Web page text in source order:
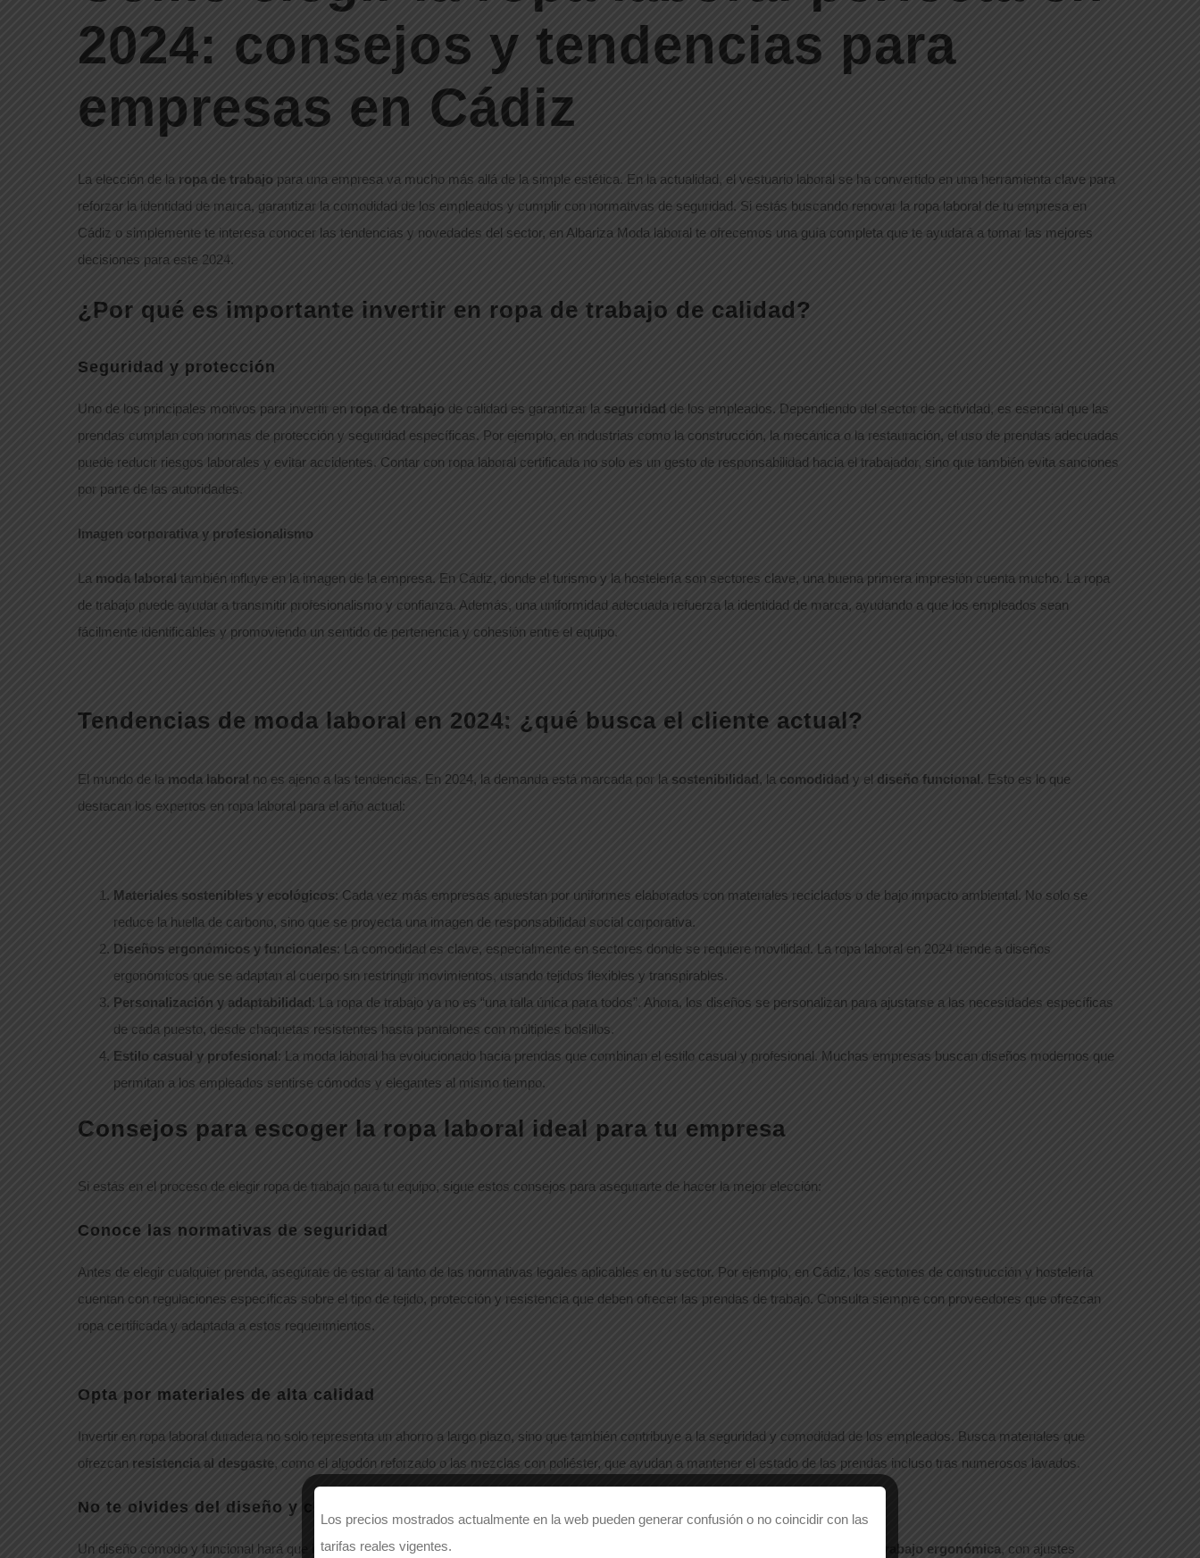
2024: consejos y tendencias para
empresas en Cádiz
La elección de la ropa de trabajo para una empresa va mucho más allá de la simple estética. En la actualidad, el vestuario laboral se ha convertido en una herramienta clave para
reforzar la identidad de marca, garantizar la comodidad de los empleados y cumplir con normativas de seguridad. Si estás buscando renovar la ropa laboral de tu empresa en
Cádiz o simplemente te interesa conocer las tendencias y novedades del sector, en Albariza Moda laboral te ofrecemos una guía completa que te ayudará a tomar las mejores
decisiones para este 2024.
¿Por qué es importante invertir en ropa de trabajo de calidad?
Seguridad y protección
Uno de los principales motivos para invertir en ropa de trabajo de calidad es garantizar la seguridad de los empleados. Dependiendo del sector de actividad, es esencial que las
prendas cumplan con normas de protección y seguridad específicas. Por ejemplo, en industrias como la construcción, la mecánica o la restauración, el uso de prendas adecuadas
puede reducir riesgos laborales y evitar accidentes. Contar con ropa laboral certificada no solo es un gesto de responsabilidad hacia el trabajador, sino que también evita sanciones
por parte de las autoridades.
Imagen corporativa y profesionalismo
La moda laboral también influye en la imagen de la empresa. En Cádiz, donde el turismo y la hostelería son sectores clave, una buena primera impresión cuenta mucho. La ropa
de trabajo puede ayudar a transmitir profesionalismo y confianza. Además, una uniformidad adecuada refuerza la identidad de marca, ayudando a que los empleados sean
fácilmente identificables y promoviendo un sentido de pertenencia y cohesión entre el equipo.
Tendencias de moda laboral en 2024: ¿qué busca el cliente actual?
El mundo de la moda laboral no es ajeno a las tendencias. En 2024, la demanda está marcada por la sostenibilidad, la comodidad y el diseño funcional. Esto es lo que
destacan los expertos en ropa laboral para el año actual:
Materiales sostenibles y ecológicos: Cada vez más empresas apuestan por uniformes elaborados con materiales reciclados o de bajo impacto ambiental. No solo se
reduce la huella de carbono, sino que se proyecta una imagen de responsabilidad social corporativa.
Diseños ergonómicos y funcionales: La comodidad es clave, especialmente en sectores donde se requiere movilidad. La ropa laboral en 2024 tiende a diseños
ergonómicos que se adaptan al cuerpo sin restringir movimientos, usando tejidos flexibles y transpirables.
Personalización y adaptabilidad: La ropa de trabajo ya no es “una talla única para todos”. Ahora, los diseños se personalizan para ajustarse a las necesidades específicas
de cada puesto, desde chaquetas resistentes hasta pantalones con múltiples bolsillos.
Estilo casual y profesional: La moda laboral ha evolucionado hacia prendas que combinan el estilo casual y profesional. Muchas empresas buscan diseños modernos que
permitan a los empleados sentirse cómodos y elegantes al mismo tiempo.
Consejos para escoger la ropa laboral ideal para tu empresa
Si estás en el proceso de elegir ropa de trabajo para tu equipo, sigue estos consejos para asegurarte de hacer la mejor elección:
Conoce las normativas de seguridad
Antes de elegir cualquier prenda, asegúrate de estar al tanto de las normativas legales aplicables en tu sector. Por ejemplo, en Cádiz, los sectores de construcción y hostelería
cuentan con regulaciones específicas sobre el tipo de tejido, protección y resistencia que deben ofrecer las prendas de trabajo. Consulta siempre con proveedores que ofrezcan
ropa certificada y adaptada a estos requerimientos.
Opta por materiales de alta calidad
Invertir en ropa laboral duradera no solo representa un ahorro a largo plazo, sino que también contribuye a la seguridad y comodidad de los empleados. Busca materiales que
ofrezcan resistencia al desgaste, como el algodón reforzado o las mezclas con poliéster, que ayudan a mantener el estado de las prendas incluso tras numerosos lavados.
No te olvides del diseño y confort
Un diseño cómodo y funcional hará que los empleados se sientan mejor y rindan más. Hoy en día, existen múltiples opciones de ropa de trabajo ergonómica, con ajustes
Los precios mostrados actualmente en la web pueden generar confusión o no coincidir con las
tarifas reales vigentes.